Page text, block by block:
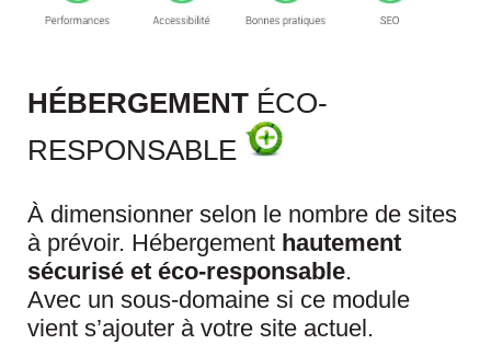
HÉBERGEMENT ÉCO-
RESPONSABLE
À dimensionner selon le nombre de sites
à prévoir. Hébergement hautement
sécurisé et éco-responsable.
Avec un sous-domaine si ce module
vient s’ajouter à votre site actuel.